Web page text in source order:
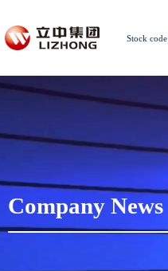
Stock code
Company News